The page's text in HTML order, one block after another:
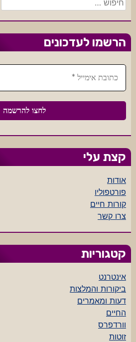
הרשמו לעדכונים
קצת עלי
אודות
פורטפוליו
קורות חיים
צרו קשר
קטגוריות
אינטרנט
ביקורות והמלצות
דעות ומאמרים
החיים
וורדפרס
זוטות